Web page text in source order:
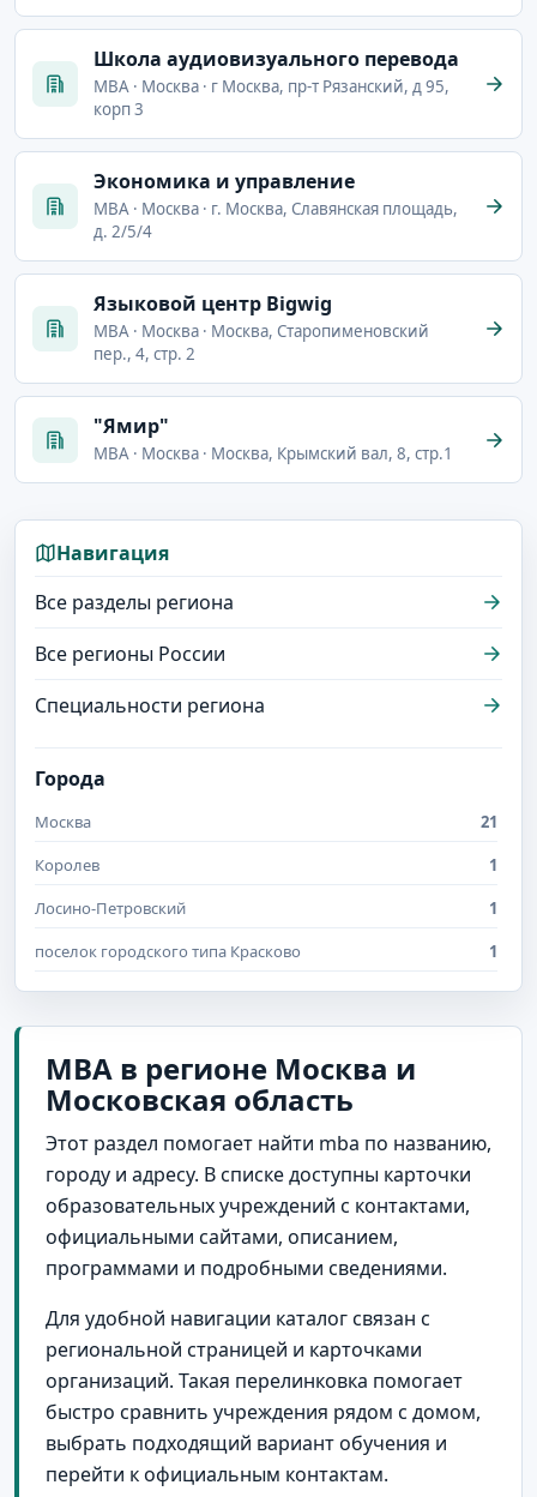
Школа аудиовизуального перевода
MBA · Москва · г Москва, пр-т Рязанский, д 95,
корп 3
Экономика и управление
MBA · Москва · г. Москва, Славянская площадь,
д. 2/5/4
Языковой центр Bigwig
MBA · Москва · Москва, Старопименовский
пер., 4, стр. 2
"Ямир"
MBA · Москва · Москва, Крымский вал, 8, стр.1
Навигация
Все разделы региона
Все регионы России
Специальности региона
Города
Москва
21
Королев
1
Лосино-Петровский
1
поселок городского типа Красково
1
MBA в регионе Москва и
Московская область
Этот раздел помогает найти mba по названию,
городу и адресу. В списке доступны карточки
образовательных учреждений с контактами,
официальными сайтами, описанием,
программами и подробными сведениями.
Для удобной навигации каталог связан с
региональной страницей и карточками
организаций. Такая перелинковка помогает
быстро сравнить учреждения рядом с домом,
выбрать подходящий вариант обучения и
перейти к официальным контактам.